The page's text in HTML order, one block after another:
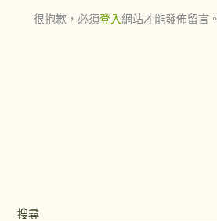
很抱歉，必須登入網站才能發佈留言。
搜尋